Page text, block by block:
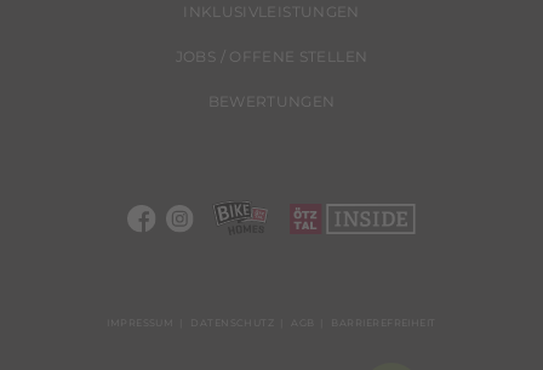
INKLUSIVLEISTUNGEN
JOBS / OFFENE STELLEN
BEWERTUNGEN
IMPRESSUM DATENSCHUTZ AGB BARRIEREFREIHEIT